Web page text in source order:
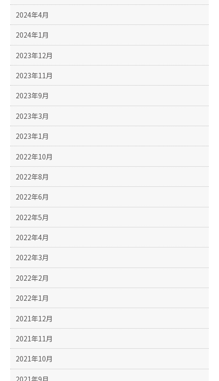
2024年4月
2024年1月
2023年12月
2023年11月
2023年9月
2023年3月
2023年1月
2022年10月
2022年8月
2022年6月
2022年5月
2022年4月
2022年3月
2022年2月
2022年1月
2021年12月
2021年11月
2021年10月
2021年9月